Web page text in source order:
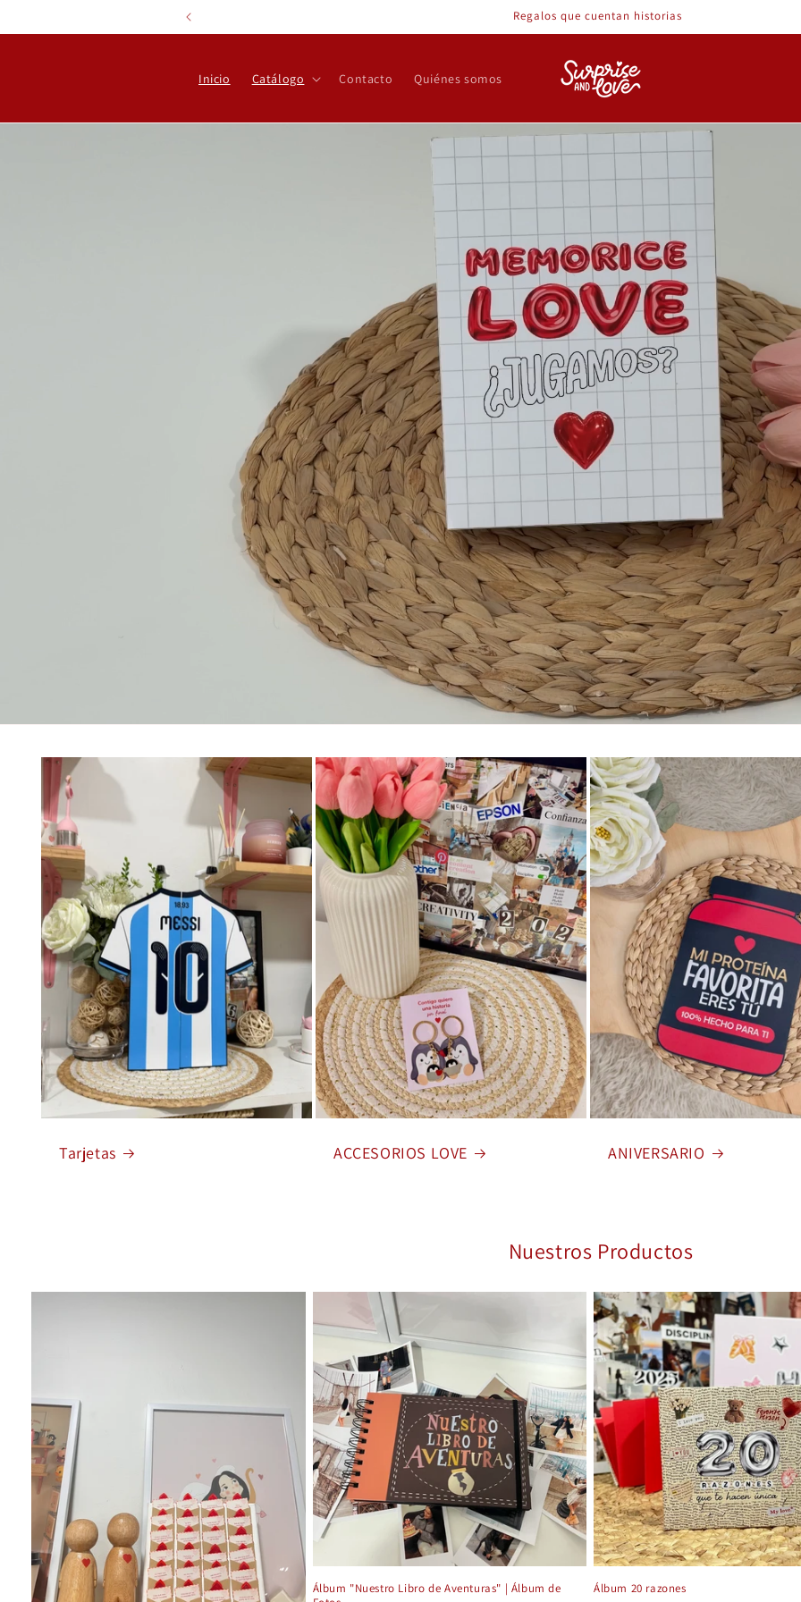
al contenido
Regalos que cuentan historias
Inicio Catálogo Contacto Quiénes somos
Tarjetas ACCESORIOS LOVE ANIVERSARIO
Nuestros Productos
Álbum "Nuestro Libro de Aventuras" | Álbum de
Álbum 20 razones